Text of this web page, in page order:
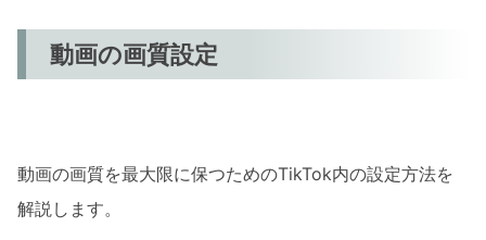
動画の画質設定
動画の画質を最大限に保つためのTikTok内の設定方法を
解説します。